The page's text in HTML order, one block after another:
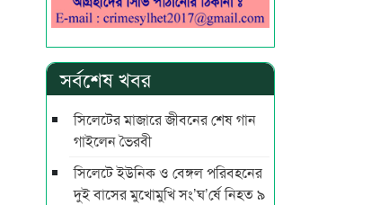
সর্বশেষ খবর
সিলেটের মাজারে জীবনের শেষ গান
গাইলেন ভৈরবী
সিলেটে ইউনিক ও বেঙ্গল পরিবহনের
দুই বাসের মুখোমুখি সং’ঘ’র্ষে নিহত ৯